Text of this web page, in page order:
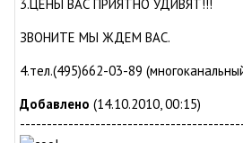
3.ЦЕНЫ ВАС ПРИЯТНО УДИВЯТ!!!
ЗВОНИТЕ МЫ ЖДЕМ ВАС.
4.тел.(495)662-03-89
Добавлено (14.10.2010, 00:15)